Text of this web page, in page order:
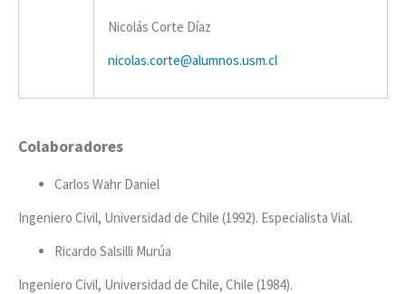
Nicolás Corte Díaz
nicolas.corte@alumnos.usm.cl
Colaboradores
Carlos Wahr Daniel
Ingeniero Civil, Universidad de Chile (1992). Especialista Vial.
Ricardo Salsilli Murúa
Ingeniero Civil, Universidad de Chile, Chile (1984).